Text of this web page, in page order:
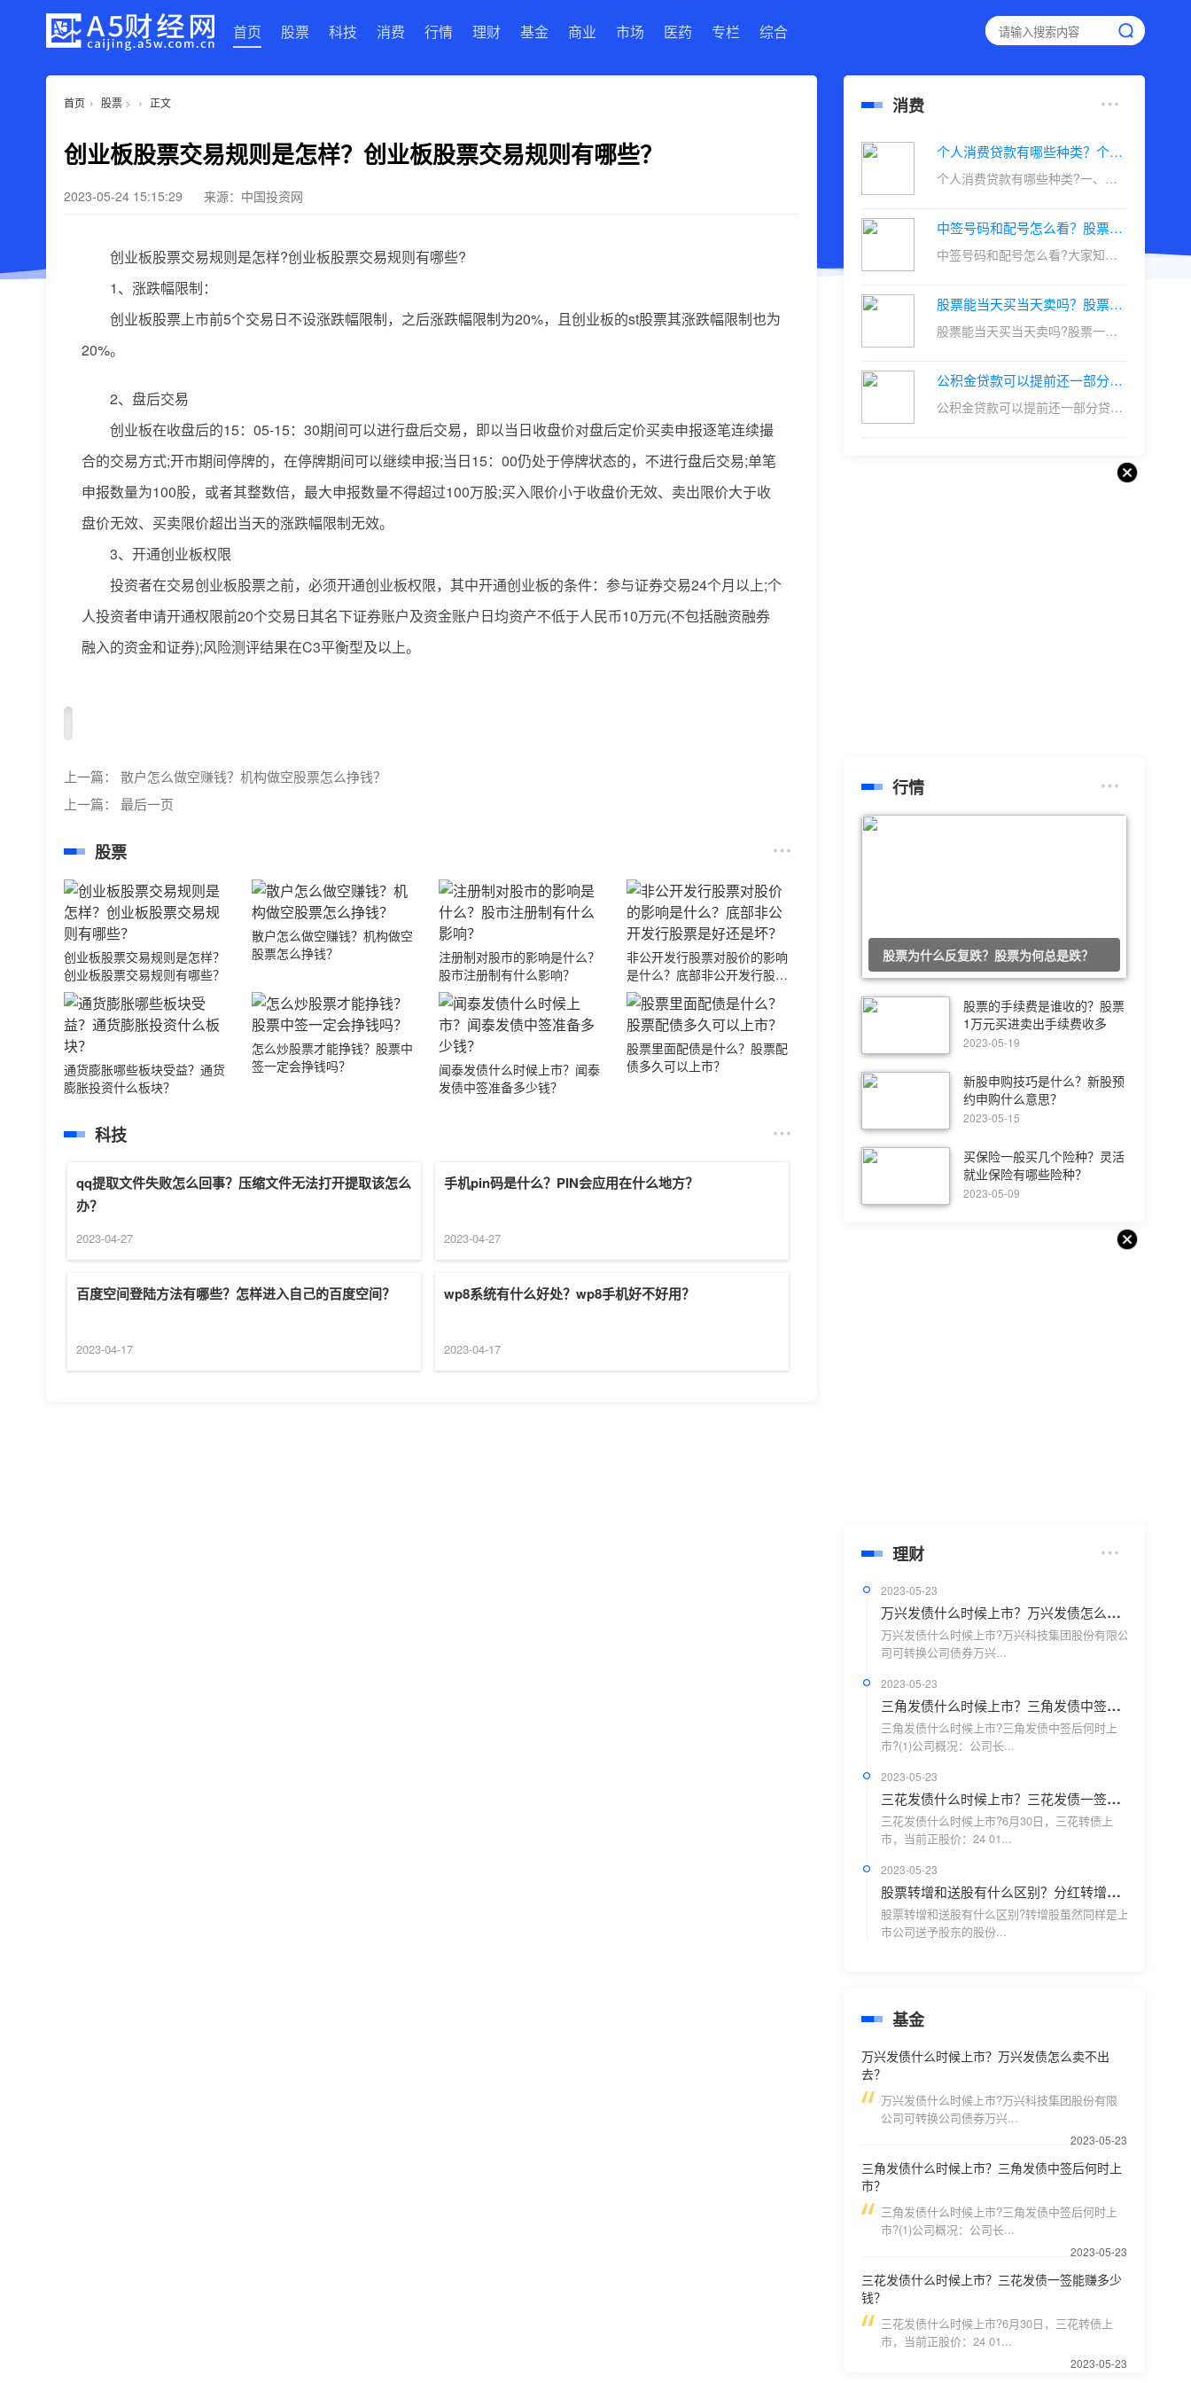
首页 股票 科技 消费 行情 理财 基金 商业 市场 医药 专栏 综合
首页 › 股票 > › 正文
创业板股票交易规则是怎样？创业板股票交易规则有哪些？
2023-05-24 15:15:29 来源：中国投资网
创业板股票交易规则是怎样?创业板股票交易规则有哪些?
1、涨跌幅限制：
创业板股票上市前5个交易日不设涨跌幅限制，之后涨跌幅限制为20%，且创业板的st股票其涨跌幅限制也为
20%。
2、盘后交易
创业板在收盘后的15：05-15：30期间可以进行盘后交易，即以当日收盘价对盘后定价买卖申报逐笔连续撮
合的交易方式;开市期间停牌的，在停牌期间可以继续申报;当日15：00仍处于停牌状态的，不进行盘后交易;单笔
申报数量为100股，或者其整数倍，最大申报数量不得超过100万股;买入限价小于收盘价无效、卖出限价大于收
盘价无效、买卖限价超出当天的涨跌幅限制无效。
3、开通创业板权限
投资者在交易创业板股票之前，必须开通创业板权限，其中开通创业板的条件：参与证券交易24个月以上;个
人投资者申请开通权限前20个交易日其名下证券账户及资金账户日均资产不低于人民币10万元(不包括融资融券
融入的资金和证券);风险测评结果在C3平衡型及以上。
上一篇： 散户怎么做空赚钱？机构做空股票怎么挣钱？
上一篇： 最后一页
股票
创业板股票交易规则是怎样？
创业板股票交易规则有哪些？
散户怎么做空赚钱？机构做空
股票怎么挣钱？
注册制对股市的影响是什么？
股市注册制有什么影响？
非公开发行股票对股价的影响
是什么？底部非公开发行股票
是好还是坏？
通货膨胀哪些板块受益？通货
膨胀投资什么板块？
怎么炒股票才能挣钱？股票中
签一定会挣钱吗？
闻泰发债什么时候上市？闻泰
发债中签准备多少钱？
股票里面配债是什么？股票配
债多久可以上市？
科技
qq提取文件失败怎么回事？压缩文件无法打开提取该怎么
办？
2023-04-27
手机pin码是什么？PIN会应用在什么地方？
2023-04-27
百度空间登陆方法有哪些？怎样进入自己的百度空间？
2023-04-17
wp8系统有什么好处？wp8手机好不好用？
2023-04-17
消费
个人消费贷款有哪些种类？个人消费贷款的特点有几种类型？
个人消费贷款有哪些种类?一、装...
中签号码和配号怎么看？股票配号与中签号码怎么核对？
中签号码和配号怎么看?大家知道...
股票能当天买当天卖吗？股票可以上午买入下午卖出吗？
股票能当天买当天卖吗?股票一般...
公积金贷款可以提前还一部分贷款吗？公积金贷款多久比较划算？
公积金贷款可以提前还一部分贷款...
行情
股票为什么反复跌？股票为何总是跌？
股票的手续费是谁收的？股票
1万元买进卖出手续费收多
少？
2023-05-19
新股申购技巧是什么？新股预
约申购什么意思？
2023-05-15
买保险一般买几个险种？灵活
就业保险有哪些险种？
2023-05-09
理财
2023-05-23
万兴发债什么时候上市？万兴发债怎么卖不出去？
万兴发债什么时候上市?万兴科技集团股份有限公
司可转换公司债券万兴...
2023-05-23
三角发债什么时候上市？三角发债中签后何时上市？
三角发债什么时候上市?三角发债中签后何时上
市?(1)公司概况：公司长...
2023-05-23
三花发债什么时候上市？三花发债一签能赚多少钱？
三花发债什么时候上市?6月30日，三花转债上
市，当前正股价：24 01...
2023-05-23
股票转增和送股有什么区别？分红转增股好还是坏？
股票转增和送股有什么区别?转增股虽然同样是上
市公司送予股东的股份...
基金
万兴发债什么时候上市？万兴发债怎么卖不出
去？
万兴发债什么时候上市?万兴科技集团股份有限
公司可转换公司债券万兴...
2023-05-23
三角发债什么时候上市？三角发债中签后何时上
市？
三角发债什么时候上市?三角发债中签后何时上
市?(1)公司概况：公司长...
2023-05-23
三花发债什么时候上市？三花发债一签能赚多少
钱？
三花发债什么时候上市?6月30日，三花转债上
市，当前正股价：24 01...
2023-05-23